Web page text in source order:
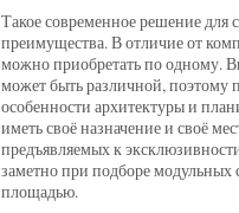
Такое современное решение для
преимущества. В отличие от
можно приобретать по одному.
может быть различной, поэтому
особенности архитектуры и
иметь своё назначение и своё
предъявляемых к
заметно при подборе
площадью.